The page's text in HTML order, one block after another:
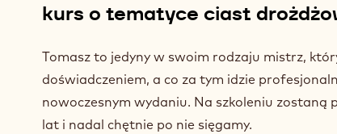
kurs o tematyce ciast
Tomasz to jedyny w swoim rodzaju mistrz,
doświadczeniem, a co za tym idzie
nowoczesnym wydaniu. Na szkoleniu
lat i nadal chętnie po nie sięgamy.